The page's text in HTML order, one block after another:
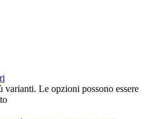
varianti. Le opzioni possono essere